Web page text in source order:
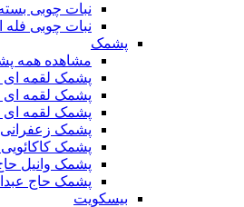
نبات چوبی بسته قلبی
نبات چوبی فله
پشمک
مشاهده همه
پشمک لقمه ای
پشمک لقمه ای
پشمک لقمه ای
پشمک زعفرانی حاج
پشمک کاکائویی حاج
پشمک وانیل حاج
پشمک حاج
بیسکویت